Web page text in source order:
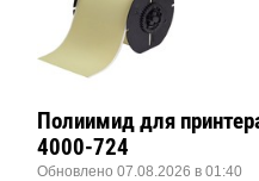
Полиимид для
4000-724
Обновлено 07.08.2026 в 01:40